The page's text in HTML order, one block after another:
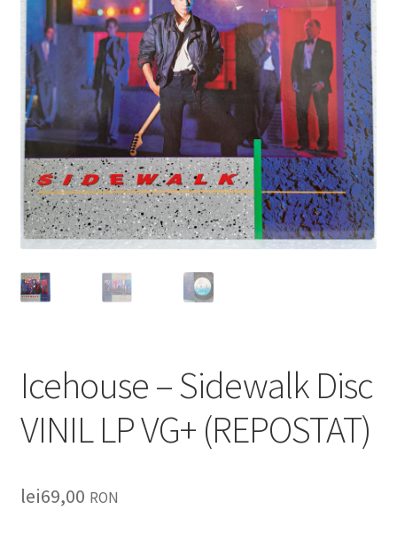
Listă produse
Oferta lunii
Contul meu
Blog
lei0,00
Icehouse – Sidewalk Disc
VINIL LP VG+ (REPOSTAT)
lei69,00 RON